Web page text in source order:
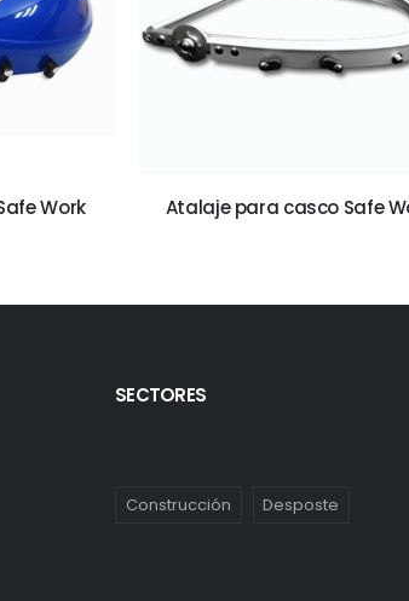
Work Atalaje para casco Safe
SECTORES
Construcción Desposte